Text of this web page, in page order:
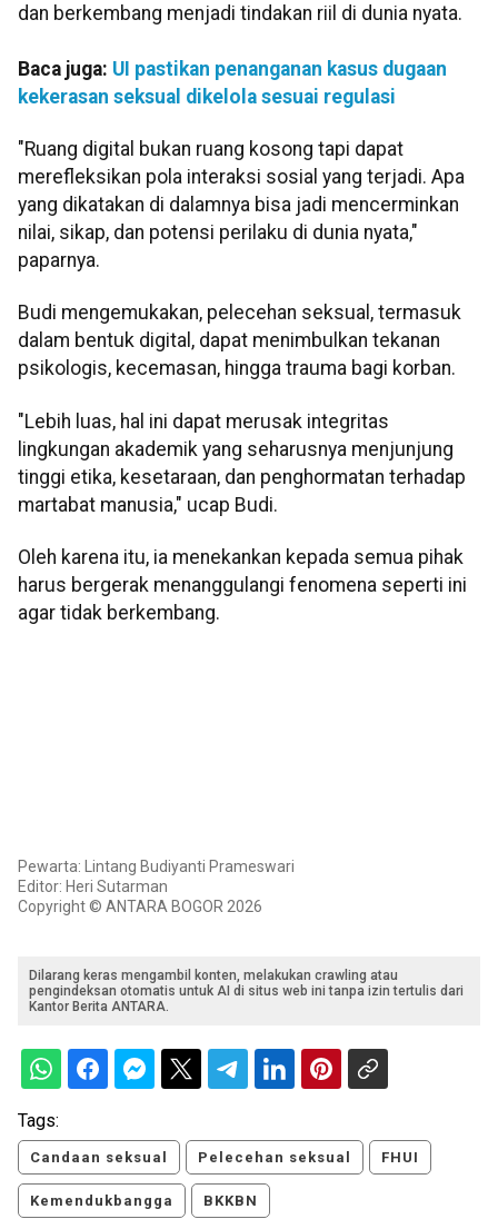
dan berkembang menjadi tindakan riil di dunia nyata.
Baca juga: UI pastikan penanganan kasus dugaan
kekerasan seksual dikelola sesuai regulasi
"Ruang digital bukan ruang kosong tapi dapat
merefleksikan pola interaksi sosial yang terjadi. Apa
yang dikatakan di dalamnya bisa jadi mencerminkan
nilai, sikap, dan potensi perilaku di dunia nyata,"
paparnya.
Budi mengemukakan, pelecehan seksual, termasuk
dalam bentuk digital, dapat menimbulkan tekanan
psikologis, kecemasan, hingga trauma bagi korban.
"Lebih luas, hal ini dapat merusak integritas
lingkungan akademik yang seharusnya menjunjung
tinggi etika, kesetaraan, dan penghormatan terhadap
martabat manusia," ucap Budi.
Oleh karena itu, ia menekankan kepada semua pihak
harus bergerak menanggulangi fenomena seperti ini
agar tidak berkembang.
Pewarta: Lintang Budiyanti Prameswari
Editor: Heri Sutarman
Copyright © ANTARA BOGOR 2026
Dilarang keras mengambil konten, melakukan crawling atau
pengindeksan otomatis untuk AI di situs web ini tanpa izin tertulis dari
Kantor Berita ANTARA.
Tags:
Candaan seksual Pelecehan seksual FHUI
Kemendukbangga BKKBN